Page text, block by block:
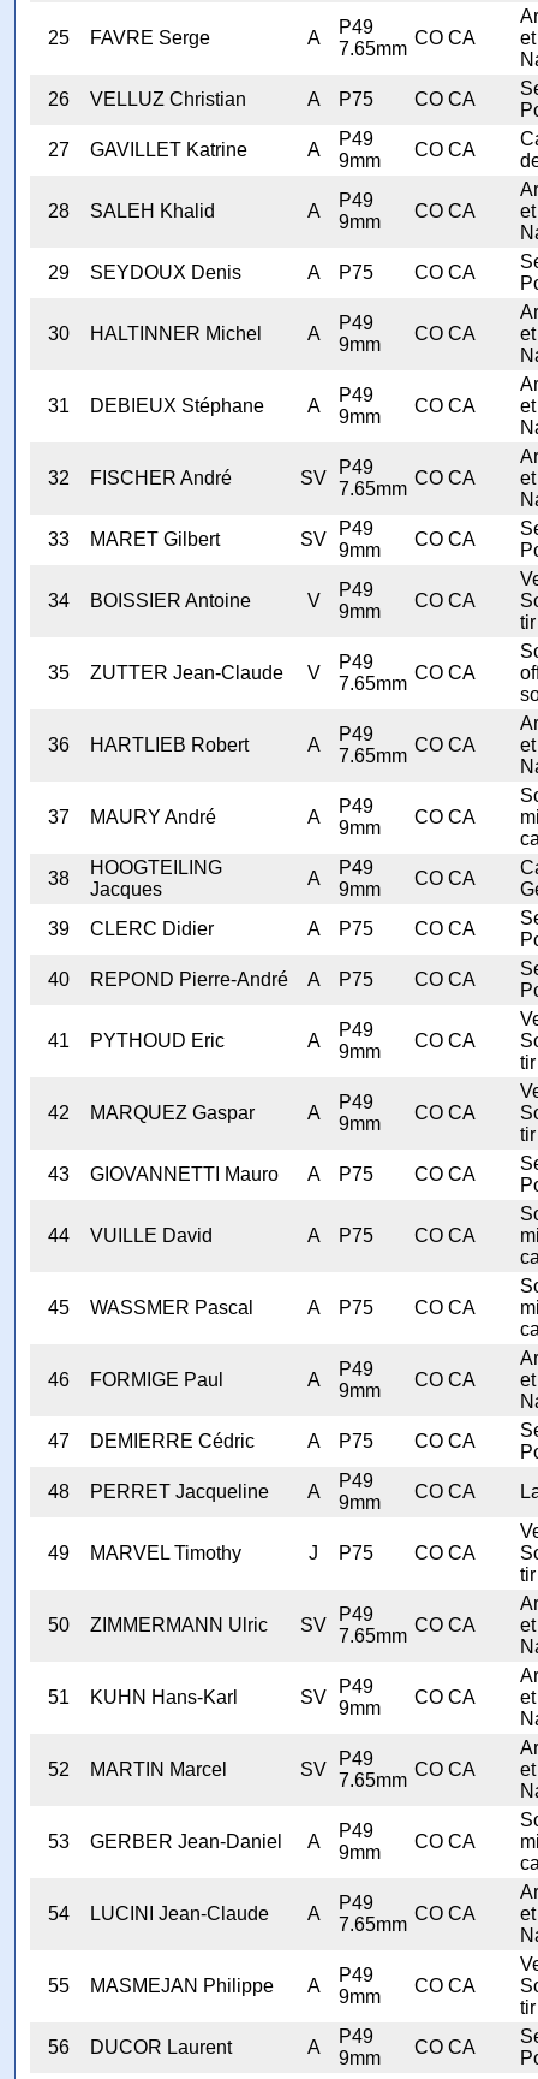
25 FAVRE Serge A
P49
7.65mm
CO CA
et
26
VELLUZ Christian A P75 CO CA
27
GAVILLET Katrine A
P49
9mm
CO CA
28 SALEH Khalid A
P49
9mm
CO CA
et
29
SEYDOUX Denis A P75 CO CA
30 HALTINNER Michel A
P49
9mm
CO CA
et
31 DEBIEUX Stéphane A
P49
9mm
CO CA
et
32 FISCHER André SV
P49
7.65mm
CO CA
et
33
MARET Gilbert SV
P49
9mm
CO CA
34 BOISSIER Antoine V
P49
9mm
CO CA
tir
35 ZUTTER Jean-Claude V
P49
7.65mm
CO CA
36 HARTLIEB Robert A
P49
7.65mm
CO CA
et
37 MAURY André A
P49
9mm
CO CA
38
HOOGTEILING
Jacques
A
P49
9mm
CO CA
39
CLERC Didier A P75 CO CA
40
REPOND Pierre-André A P75 CO CA
41 PYTHOUD Eric A
P49
9mm
CO CA
tir
42 MARQUEZ Gaspar A
P49
9mm
CO CA
tir
43
GIOVANNETTI Mauro A P75 CO CA
44 VUILLE David A P75 CO CA
45 WASSMER Pascal A P75 CO CA
46 FORMIGE Paul A
P49
9mm
CO CA
et
47
DEMIERRE Cédric A P75 CO CA
48
PERRET Jacqueline A
P49
9mm
CO CA
49 MARVEL Timothy J P75 CO CA
tir
50 ZIMMERMANN Ulric SV
P49
7.65mm
CO CA
et
51 KUHN Hans-Karl SV
P49
9mm
CO CA
et
52 MARTIN Marcel SV
P49
7.65mm
CO CA
et
53 GERBER Jean-Daniel A
P49
9mm
CO CA
54 LUCINI Jean-Claude A
P49
7.65mm
CO CA
et
55 MASMEJAN Philippe A
P49
9mm
CO CA
tir
56
DUCOR Laurent A
P49
9mm
CO CA